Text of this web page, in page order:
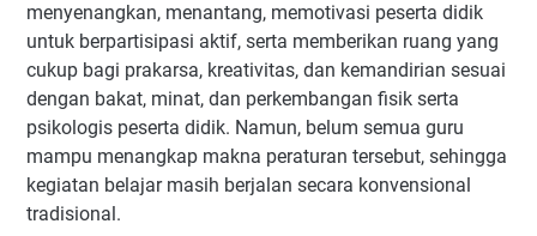
menyenangkan, menantang, memotivasi peserta didik
untuk berpartisipasi aktif, serta memberikan ruang yang
cukup bagi prakarsa, kreativitas, dan kemandirian sesuai
dengan bakat, minat, dan perkembangan fisik serta
psikologis peserta didik. Namun, belum semua guru
mampu menangkap makna peraturan tersebut, sehingga
kegiatan belajar masih berjalan secara konvensional
tradisional.